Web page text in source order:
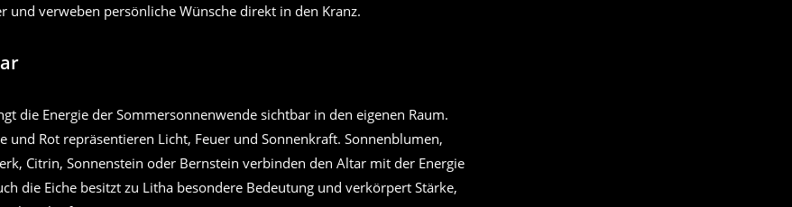
und verweben persönliche Wünsche direkt in den Kranz.
die Energie der Sommersonnenwende sichtbar in den eigenen Raum.
und Rot repräsentieren Licht, Feuer und Sonnenkraft. Sonnenblumen,
Citrin, Sonnenstein oder Bernstein verbinden den Altar mit der Energie
die Eiche besitzt zu Litha besondere Bedeutung und verkörpert Stärke,